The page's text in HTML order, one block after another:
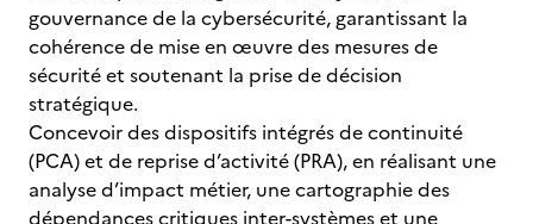
gouvernance de la cybersécurité, garantissant la
cohérence de mise en œuvre des mesures de
sécurité et soutenant la prise de décision
stratégique.
Concevoir des dispositifs intégrés de continuité
(PCA) et de reprise d’activité (PRA), en réalisant une
analyse d’impact métier, une cartographie des
dépendances critiques inter-systèmes et une